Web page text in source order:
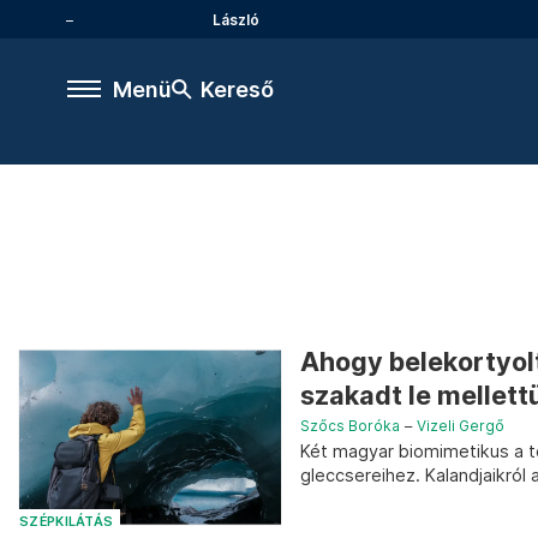
László
Menü Kereső
SZÉPKILÁTÁS
Ahogy
szakadt le
Szőcs Boróka – Vizeli Gergő
Két magyar biomimetikus
gleccsereihez. Kalandjaikról